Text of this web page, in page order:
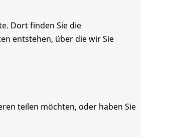
Dort finden Sie die
entstehen, über die wir Sie
teilen möchten, oder haben Sie